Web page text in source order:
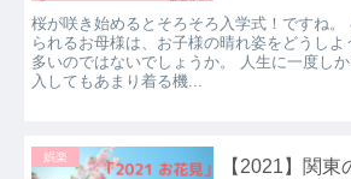
桜が咲き始めるとそろそろ入学式！ですね。
られるお母様は、お子様の晴れ姿をどうしよ
多いのではないでしょうか。 人生に一度し
入してもあまり着る機...
娯楽
【2021】関